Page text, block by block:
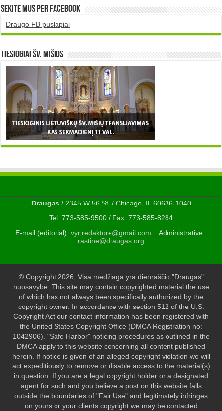
Sekite mus per Facebook
Draugo FB puslapiai
TIESIOGIAI šv. MIŠIOS
Draugas/ 2345 W 56 St. / Chicago, IL 60636-1040
Tel: 773-585-9500 / Fax: 773-585-8284
E-mail (editorial): vyr.redaktore@gmail.com . Administrative:
rastine@draugas.org
© Copyright 2026, Visa medžiaga yra dienraščio "Draugas"
nuosavybė. This site may contain copyrighted material the use
of which has not always been specifically authorized by the
copyright owner. In accordance with section 512 of the U.S.
Copyright Act our contact information has been registered with
the United States Copyright Office (DMCA Registration no:
1042906). "Safe Harbor" noticing procedures as outlined in the
DMCA apply to this website concerning all content published
herein. If notice is given of an alleged copyright violation we will
act expeditiously to remove or disable access to the material(s)
in question. If you are a legal copyright holder or a designated
agent for such and you believe a post on this website falls
outside the boundaries of "Fair Use" and legitimately infringes
on yours or your clients copyright we may be contacted